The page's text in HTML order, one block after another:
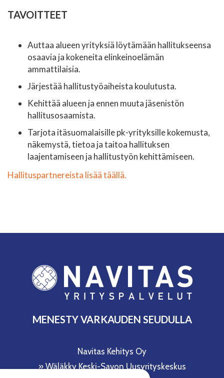
TAVOITTEET
Auttaa alueen yrityksiä löytämään hallitukseensa
osaavia ja kokeneita elinkeinoelämän
ammattilaisia.
Järjestää hallitustyöaiheista koulutusta.
Kehittää alueen ja ennen muuta jäsenistön
hallitusosaamista.
Tarjota itäsuomalaisille pk-yrityksille kokemusta,
näkemystä, tietoa ja taitoa hallituksen
laajentamiseen ja hallitustyön kehittämiseen.
Hallituspartnereista lisää täällä.
MENESTY VARKAUDEN SEUDULLA
Navitas Kehitys Oy
»Wäläkky Keski-Savon Uusyrityskeskus